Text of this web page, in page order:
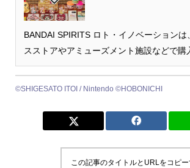
BANDAI SPIRITS ロト・イノベーションは
スストアやアミューズメント施設などで購
©SHIGESATO ITOI / Nintendo ©HOBONICHI
この記事のタイトルとURLをコピー